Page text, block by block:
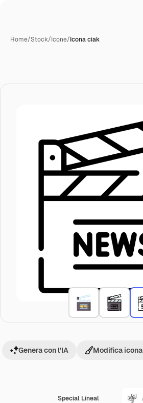
Home/Stock/Icone/Icona ciak
Special Lineal
Genera con l'IA Modifica icona